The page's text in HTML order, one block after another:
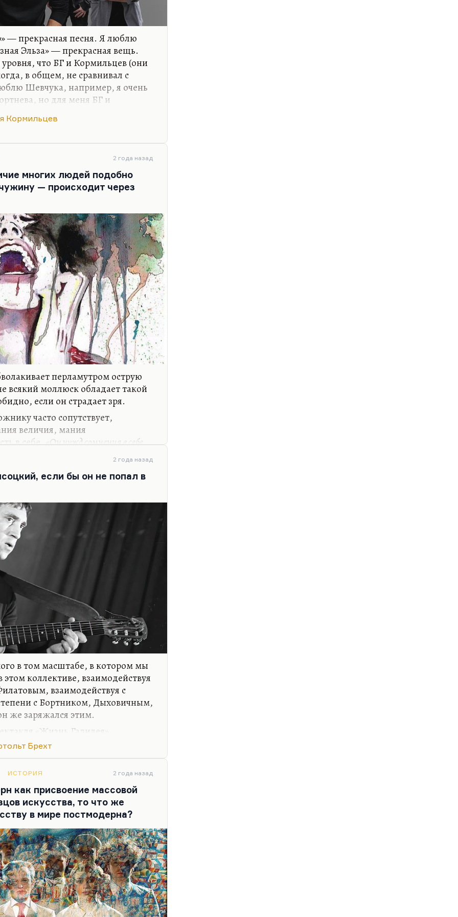
— прекрасная песня. Я люблю
Эльза» — прекрасная вещь.
что БГ и Кормильцев (они
в общем, не сравнивал с
Шевчука, например, я очень
но для меня БГ и
из области откровений.
профессионал и
Кормильцев
2 года назад
многих людей подобно
— происходит через
перламутром острую
всякий моллюск обладает такой
если он страдает зря.
часто сопутствует,
величия, мания
в себе.
«Он чужд сомнения в себе
Особенно досадно, если
Если его комплексы,
к окружающим не окуплены
поэзией, или, не знаю,
2 года назад
если бы он не попал в
в том масштабе, в котором мы
этом коллективе, взаимодействуя
взаимодействуя с
с Бортником, Дыховичным,
же заряжался этим.
«Жизнь Галилея»,
когда это случаешь.
— столь редкую у
Я уж не говорю о том, что
из телескопа бил свет в
художественное решение, в
Брехт
ИСТОРИЯ 2 года назад
как присвоение массовой
искусства, то что же
в мире постмодерна?